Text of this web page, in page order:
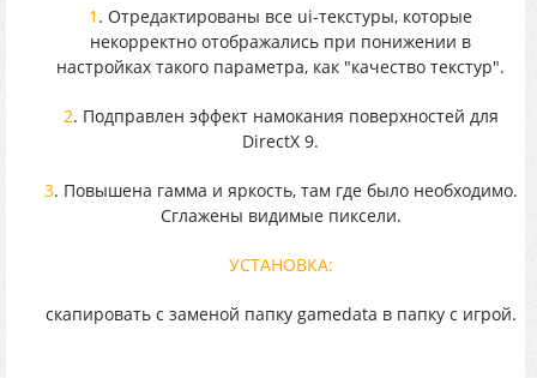
1 . Отредактированы все ui-текстуры, которые
некорректно отображались при понижении в
настройках такого параметра, как "качество текстур".
2. Подправлен эффект намокания поверхностей для
DirectX 9.
3. Повышена гамма и яркость, там где было необходимо.
Сглажены видимые пиксели.
УСТАНОВКА:
скапировать с заменой папку gamedata в папку с игрой.